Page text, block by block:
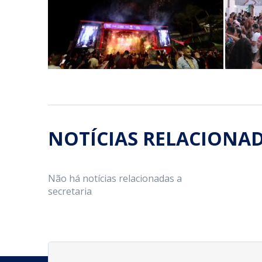
NOTÍCIAS
Não há notícias relacionadas a
secretaria